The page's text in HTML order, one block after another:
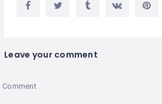
Leave your comment
Comment